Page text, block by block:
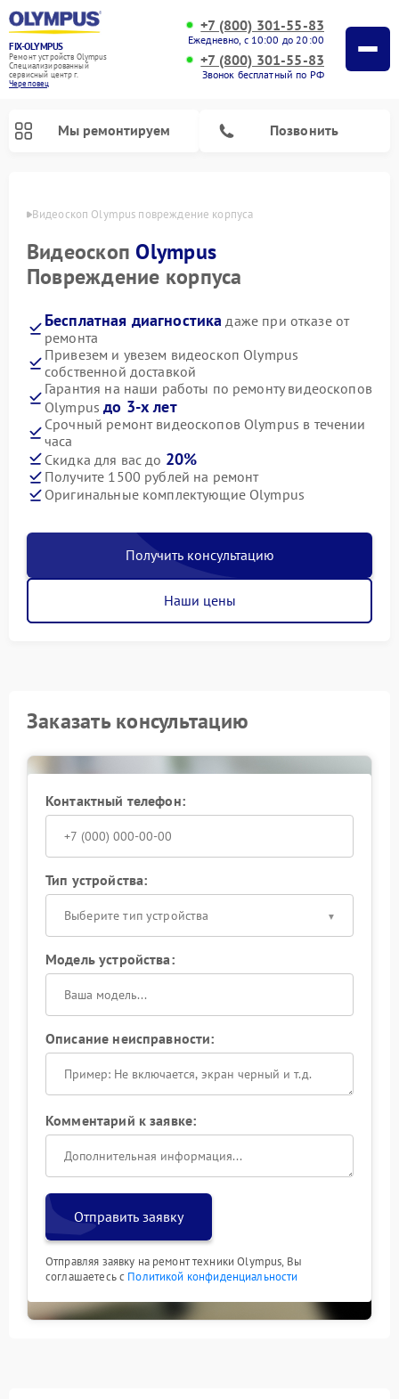
FIX-OLYMPUS
Ремонт устройств Olympus
Специализированный
cервисный центр г.
Череповец
+7 (800) 301-55-83
Ежедневно, с 10:00 до 20:00
+7 (800) 301-55-83
Звонок бесплатный по РФ
Мы ремонтируем Позвонить
Видеоскоп Olympus повреждение корпуса
Видеоскоп Olympus
Повреждение корпуса
Бесплатная диагностика даже при отказе от
ремонта
Привезем и увезем видеоскоп Olympus
собственной доставкой
Гарантия на наши работы по ремонту видеоскопов
Olympusдо 3-х лет
Срочный ремонт видеоскопов Olympus в течении
часа
Скидка для вас до 20%
Получите 1500 рублей на ремонт
Оригинальные комплектующие Olympus
Получить консультацию
Наши цены
Заказать консультацию
Контактный телефон:
Тип устройства:
Выберите тип устройства
Модель устройства:
Описание неисправности:
Комментарий к заявке:
Отправить заявку
Отправляя заявку на ремонт техники Olympus, Вы
соглашаетесь с Политикой конфиденциальности